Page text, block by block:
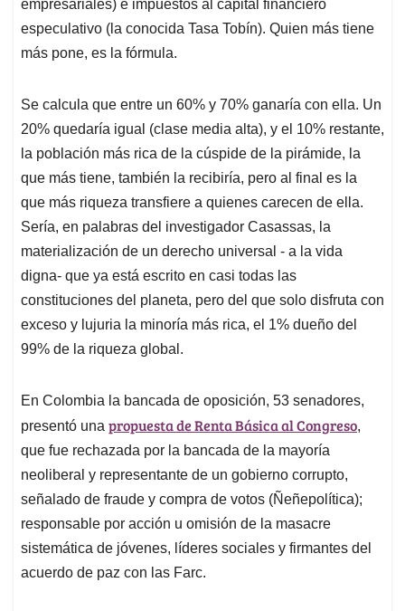
empresariales) e impuestos al capital financiero
especulativo (la conocida Tasa Tobín). Quien más tiene
más pone, es la fórmula.
Se calcula que entre un 60% y 70% ganaría con ella. Un
20% quedaría igual (clase media alta), y el 10% restante,
la población más rica de la cúspide de la pirámide, la
que más tiene, también la recibiría, pero al final es la
que más riqueza transfiere a quienes carecen de ella.
Sería, en palabras del investigador Casassas, la
materialización de un derecho universal - a la vida
digna- que ya está escrito en casi todas las
constituciones del planeta, pero del que solo disfruta con
exceso y lujuria la minoría más rica, el 1% dueño del
99% de la riqueza global.
En Colombia la bancada de oposición, 53 senadores,
presentó una propuesta de Renta Básica al Congreso,
que fue rechazada por la bancada de la mayoría
neoliberal y representante de un gobierno corrupto,
señalado de fraude y compra de votos (Ñeñepolítica);
responsable por acción u omisión de la masacre
sistemática de jóvenes, líderes sociales y firmantes del
acuerdo de paz con las Farc.